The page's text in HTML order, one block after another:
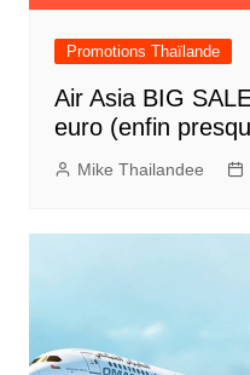
Promotions Thaïlande
Air Asia BIG
euro (enfin
Mike Thailandee